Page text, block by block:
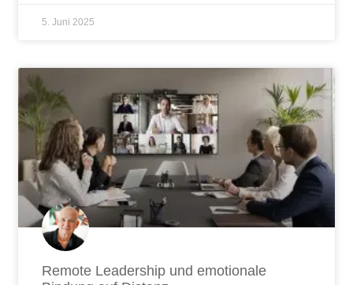
5. Juni 2025
Remote Leadership und emotionale